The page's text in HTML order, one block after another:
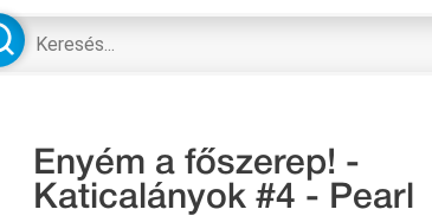
Enyém a főszerep! -
Katicalányok #4 - Pearl